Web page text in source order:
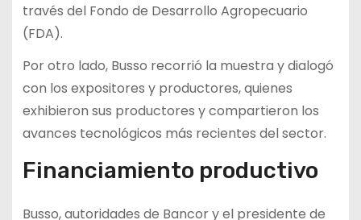
través del Fondo de Desarrollo Agropecuario
(FDA).
Por otro lado, Busso recorrió la muestra y dialogó
con los expositores y productores, quienes
exhibieron sus productores y compartieron los
avances tecnológicos más recientes del sector.
Financiamiento productivo
Busso, autoridades de Bancor y el presidente de